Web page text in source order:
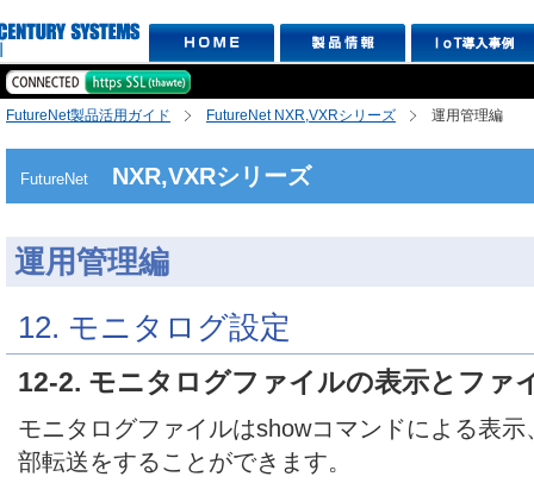
FutureNet製品活用ガイド FutureNet NXR,VXRシリーズ 運用管理編
FutureNet NXR,VXRシリーズ
運用管理編
12. モニタログ設定
12-2. モニタログファイルの表示とファ
モニタログファイルはshowコマンドによる表
部転送をすることができます。